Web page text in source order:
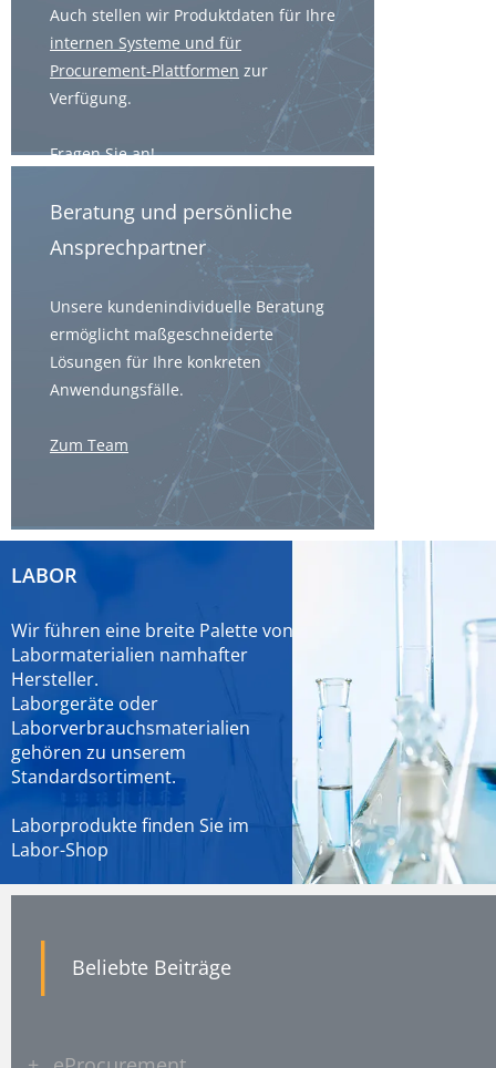
Auch stellen wir Produktdaten für Ihre
internen Systeme und für
Procurement-Plattformen zur
Verfügung.
Fragen Sie an!
Beratung und persönliche
Ansprechpartner
Unsere kundenindividuelle Beratung
ermöglicht maßgeschneiderte
Lösungen für Ihre konkreten
Anwendungsfälle.
Zum Team
LABOR
Wir führen eine breite Palette von
Labormaterialien namhafter
Hersteller.
Laborgeräte oder
Laborverbrauchsmaterialien
gehören zu unserem
Standardsortiment.
Laborprodukte finden Sie im
Labor-Shop
| Beliebte Beiträge